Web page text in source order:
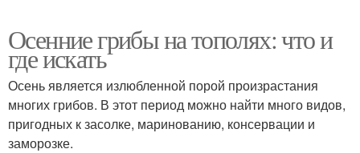
Осенние грибы на тополях: что и
где искать
Осень является излюбленной порой произрастания
многих грибов. В этот период можно найти много видов,
пригодных к засолке, маринованию, консервации и
заморозке.